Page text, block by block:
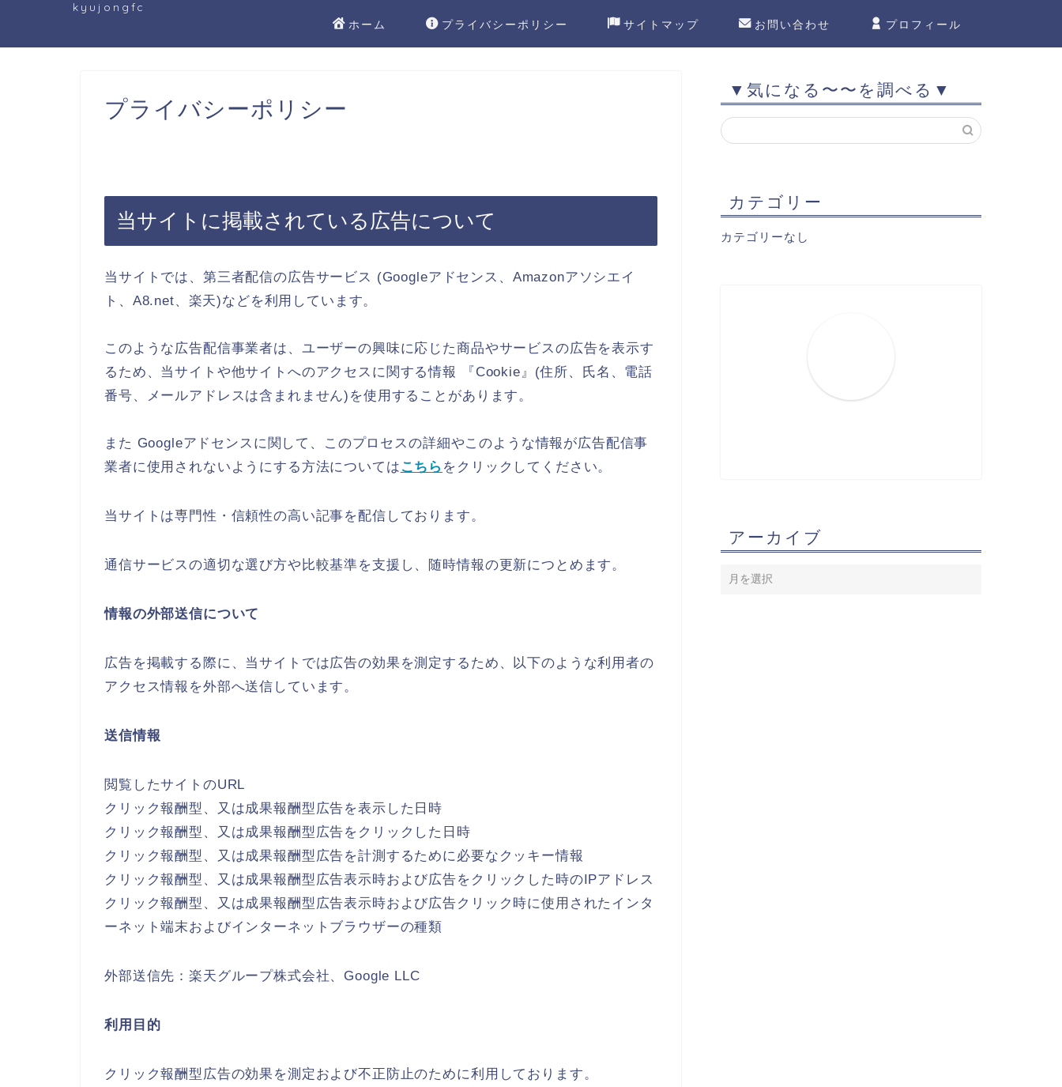
kyujongfc
ホーム プライバシーポリシー サイトマップ お問い合わせ プロフィール
プライバシーポリシー
当サイトに掲載されている広告について
当サイトでは、第三者配信の広告サービス (Googleアドセンス、Amazonアソシエイ
ト、A8.net、楽天)などを利用しています。
このような広告配信事業者は、ユーザーの興味に応じた商品やサービスの広告を表示す
るため、当サイトや他サイトへのアクセスに関する情報 『Cookie』(住所、氏名、電話
番号、メールアドレスは含まれません)を使用することがあります。
また Googleアドセンスに関して、このプロセスの詳細やこのような情報が広告配信事
業者に使用されないようにする方法については こちら をクリックしてください。
当サイトは専門性・信頼性の高い記事を配信しております。
通信サービスの適切な選び方や比較基準を支援し、随時情報の更新につとめます。
情報の外部送信について
広告を掲載する際に、当サイトでは広告の効果を測定するため、以下のような利用者の
アクセス情報を外部へ送信しています。
送信情報
閲覧したサイトのURL
クリック報酬型、又は成果報酬型広告を表示した日時
クリック報酬型、又は成果報酬型広告をクリックした日時
クリック報酬型、又は成果報酬型広告を計測するために必要なクッキー情報
クリック報酬型、又は成果報酬型広告表示時および広告をクリックした時のIPアドレス
クリック報酬型、又は成果報酬型広告表示時および広告クリック時に使用されたインタ
ーネット端末およびインターネットブラウザーの種類
外部送信先：楽天グループ株式会社、Google LLC
利用目的
クリック報酬型広告の効果を測定および不正防止のために利用しております。
▼気になる〜〜を調べる▼
カテゴリー
カテゴリーなし
アーカイブ